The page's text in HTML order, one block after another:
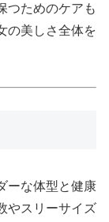
つためのケアも
の美しさ全体を
ーな体型と健康
やスリーサイズ